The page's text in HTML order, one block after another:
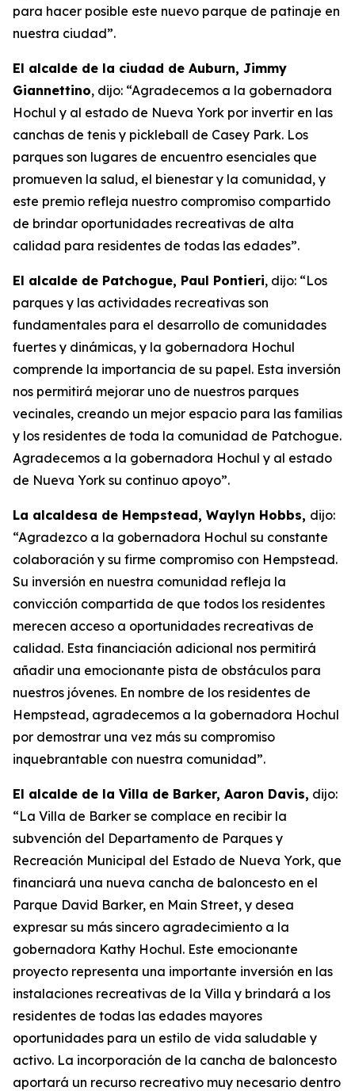
para hacer posible este nuevo parque de patinaje en
nuestra ciudad”.
El alcalde de la ciudad de Auburn, Jimmy
Giannettino, dijo: “Agradecemos a la gobernadora
Hochul y al estado de Nueva York por invertir en las
canchas de tenis y pickleball de Casey Park. Los
parques son lugares de encuentro esenciales que
promueven la salud, el bienestar y la comunidad, y
este premio refleja nuestro compromiso compartido
de brindar oportunidades recreativas de alta
calidad para residentes de todas las edades”.
El alcalde de Patchogue, Paul Pontieri, dijo: “Los
parques y las actividades recreativas son
fundamentales para el desarrollo de comunidades
fuertes y dinámicas, y la gobernadora Hochul
comprende la importancia de su papel. Esta inversión
nos permitirá mejorar uno de nuestros parques
vecinales, creando un mejor espacio para las familias
y los residentes de toda la comunidad de Patchogue.
Agradecemos a la gobernadora Hochul y al estado
de Nueva York su continuo apoyo”.
La alcaldesa de Hempstead, Waylyn Hobbs, dijo:
“Agradezco a la gobernadora Hochul su constante
colaboración y su firme compromiso con Hempstead.
Su inversión en nuestra comunidad refleja la
convicción compartida de que todos los residentes
merecen acceso a oportunidades recreativas de
calidad. Esta financiación adicional nos permitirá
añadir una emocionante pista de obstáculos para
nuestros jóvenes. En nombre de los residentes de
Hempstead, agradecemos a la gobernadora Hochul
por demostrar una vez más su compromiso
inquebrantable con nuestra comunidad”.
El alcalde de la Villa de Barker, Aaron Davis, dijo:
“La Villa de Barker se complace en recibir la
subvención del Departamento de Parques y
Recreación Municipal del Estado de Nueva York, que
financiará una nueva cancha de baloncesto en el
Parque David Barker, en Main Street, y desea
expresar su más sincero agradecimiento a la
gobernadora Kathy Hochul. Este emocionante
proyecto representa una importante inversión en las
instalaciones recreativas de la Villa y brindará a los
residentes de todas las edades mayores
oportunidades para un estilo de vida saludable y
activo. La incorporación de la cancha de baloncesto
aportará un recurso recreativo muy necesario dentro